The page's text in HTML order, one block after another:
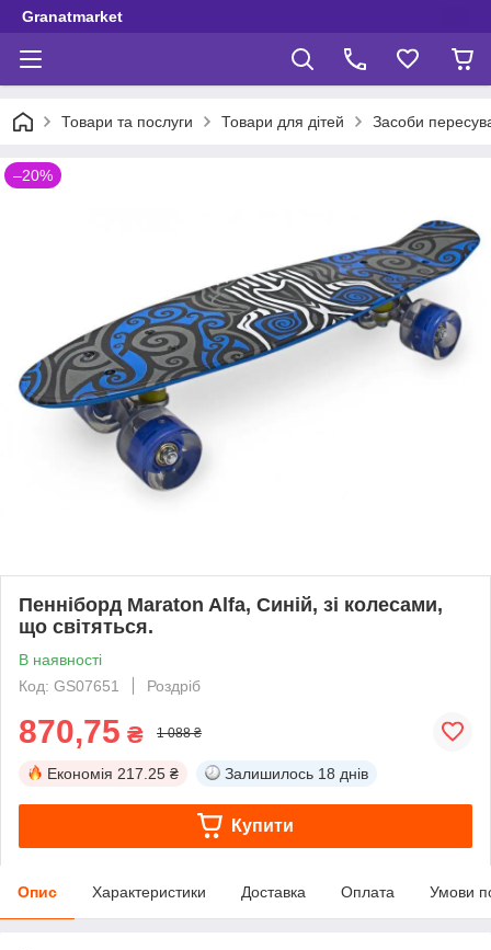
Granatmarket
Товари та послуги Товари для дітей Засоби
–20%
Пенніборд Maraton Alfa, Синій, зі колесами,
що світяться.
В наявності
Код: GS07651
Роздріб
870,75 ₴ 1 088 ₴
Економія 217.25 ₴ Залишилось 18 днів
Купити
Опис Характеристики Доставка Оплата Умови